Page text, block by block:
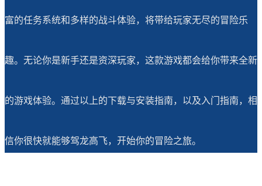
富的任务系统和多样的战斗体验，将带给玩家无尽的冒险乐
趣。无论你是新手还是资深玩家，这款游戏都会给你带来全新
的游戏体验。通过以上的下载与安装指南，以及入门指南，相
信你很快就能够驾龙高飞，开始你的冒险之旅。